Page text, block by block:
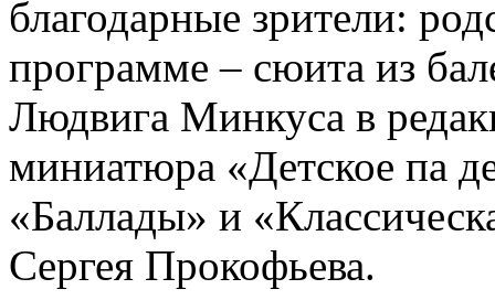
благодарные зрители:
программе – сюита из
Людвига Минкуса в
миниатюра «Детское па
«Баллады» и
Сергея Прокофьева.